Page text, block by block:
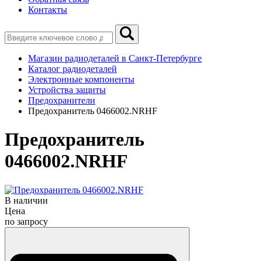
Контакты
Магазин радиодеталей в Санкт-Петербурге
Каталог радиодеталей
Электронные компоненты
Устройства защиты
Предохранители
Предохранитель 0466002.NRHF
Предохранитель
0466002.NRHF
В наличии
Цена
по запросу